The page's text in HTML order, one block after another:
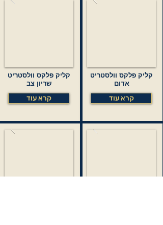
קליק פלקס וולסטריט
שריון צב
קרא עוד
קליק פלקס וולסטריט
אדום
קרא עוד